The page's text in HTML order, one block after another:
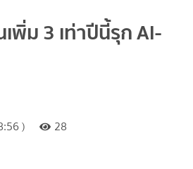
พิ่ม 3 เท่าปีนี้รุก AI-
)
28